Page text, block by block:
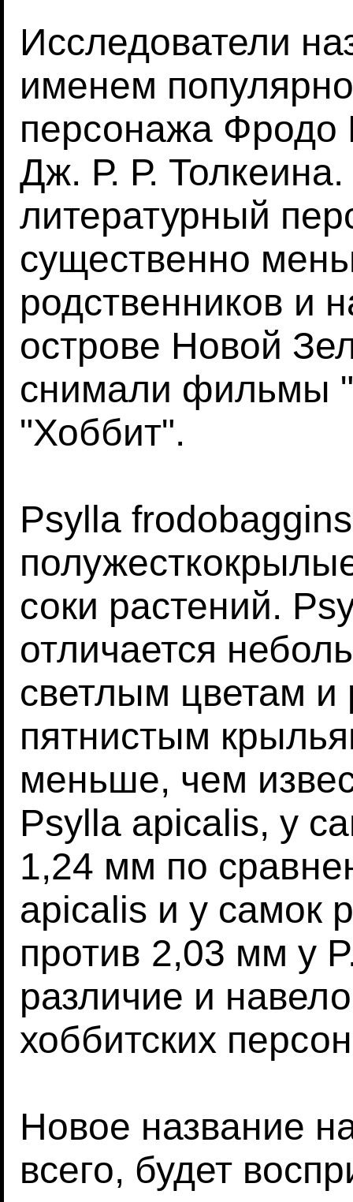
Исследователи
именем
персонажа Фродо
Дж. Р. Р.
литературный
существенно
родственников и
острове Новой
снимали фильмы
"Хоббит".
Psylla
соки растений.
отличается
светлым цветам
пятнистым
меньше, чем
Psylla apicalis, у
1,24 мм по
apicalis и у самок
против 2,03 мм у
различие и
хоббитских
Новое название
всего, будет